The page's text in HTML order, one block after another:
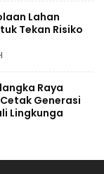
Lahan
Tekan Risiko
Raya
Generasi
Lingkunga